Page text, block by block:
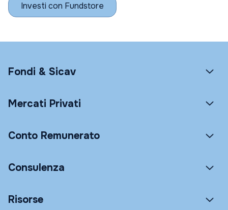
Investi con Fundstore
Fondi & Sicav
Mercati Privati
Conto Remunerato
Consulenza
Risorse